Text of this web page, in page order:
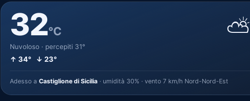
32°C
Nuvoloso · percepiti 31°
↑ 34° ↓ 23°
⛅
Adesso a Castiglione di Sicilia · umidità 30% · vento 7 km/h Nord-Nord-Est